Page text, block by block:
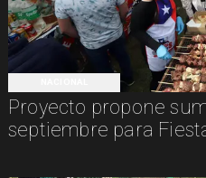
Proyecto propone
septiembre para